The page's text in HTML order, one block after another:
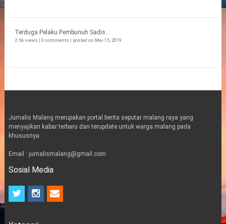
Terduga Pelaku Pembunuh Sadis...
2.6k views | 0 comments | posted on Mei 15, 2019
Jurnalis Malang merupakan portal berita seputar malang raya yang
menyajikan kabar terbaru dan terupdate untuk warga malang pada
khususnya
Email : jurnalismalang@gmail.com
Sosial Media
t
i
n
e
m